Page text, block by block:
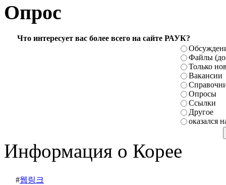
Опрос
Что интересует вас более всего на сайте РАУК?
Файлы
Только
Вакансии
Опросы
Ссылки
Другое
оказался
Информация о Корее
#웹링크